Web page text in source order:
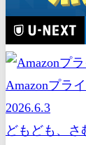
Amazonプラ
2026.6.3
どもども、さ